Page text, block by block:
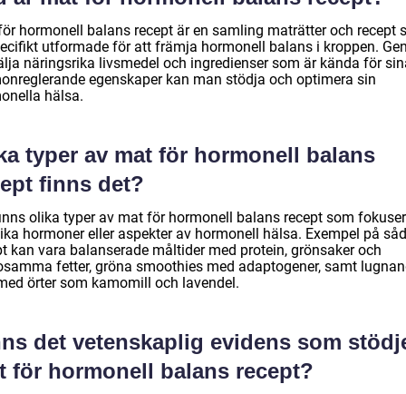
hormonell balans recept är en samling maträtter och recept
utformade för att främja hormonell balans i kroppen.
näringsrika livsmedel och ingredienser som är kända för
egenskaper kan man stödja och optimera sin
hälsa.
typer av mat för hormonell balans
finns det?
olika typer av mat för hormonell balans recept som
hormoner eller aspekter av hormonell hälsa. Exempel på
kan vara balanserade måltider med protein, grönsaker och
fetter, gröna smoothies med adaptogener, samt
örter som kamomill och lavendel.
det vetenskaplig evidens som
för hormonell balans recept?